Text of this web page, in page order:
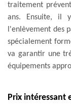
traitement
ans. Ensuite, il
l'enlèvement des
spécialement
va garantir une
équipements
Prix intéressant